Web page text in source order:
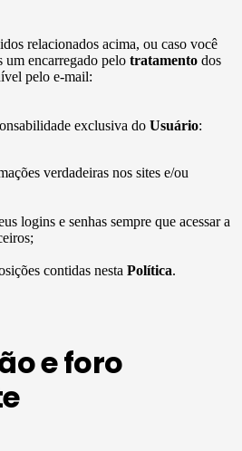
relacionados acima, ou caso você
um encarregado pelo tratamento dos
pelo e-mail:
exclusiva do Usuário:
verdadeiras nos sites e/ou
logins e senhas sempre que acessar a
contidas nesta Política.
e foro